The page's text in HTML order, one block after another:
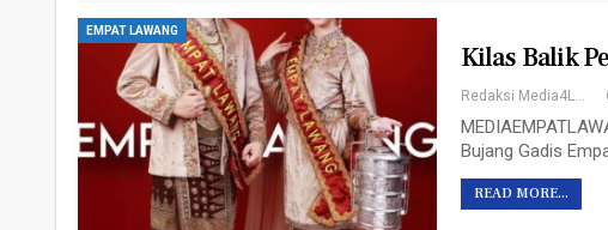
EMPAT LAWANG
Kilas Balik
Redaksi Media4Lawang
Bujang Gadis
READ MORE...